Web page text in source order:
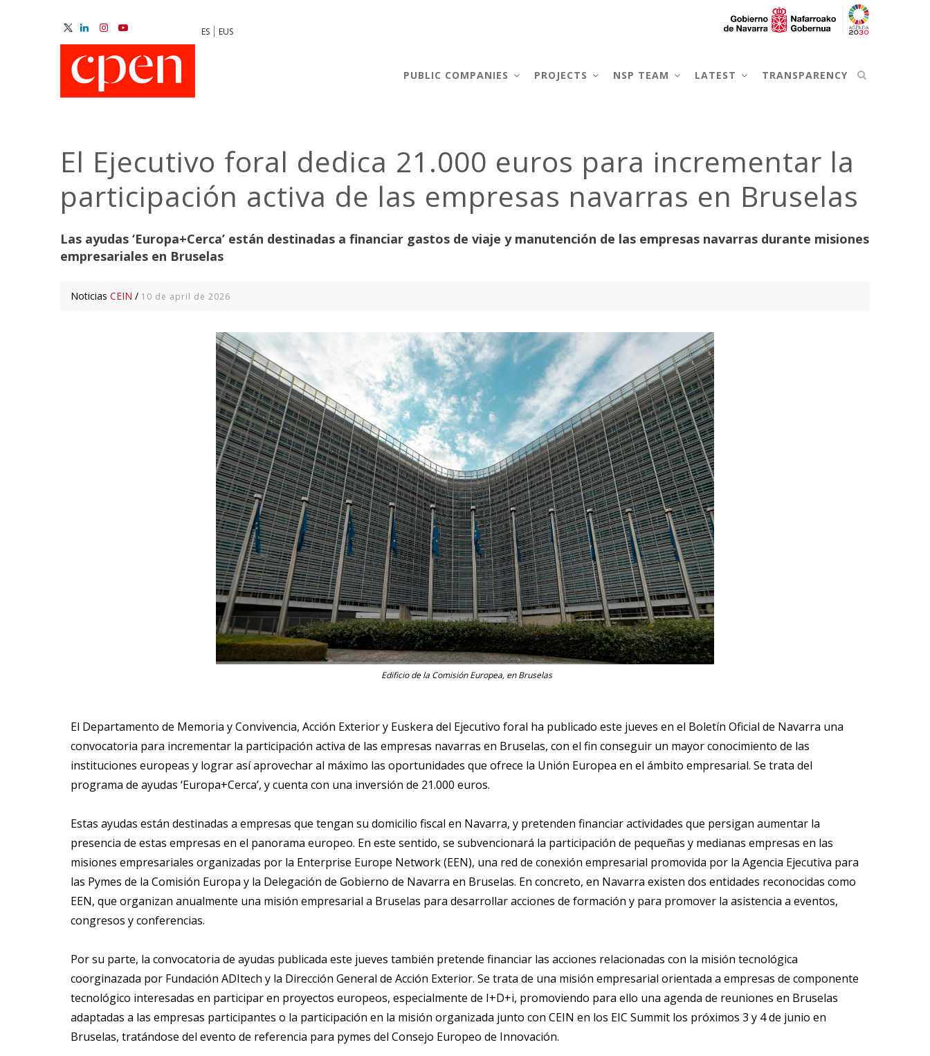
ES EUS
PUBLIC COMPANIES PROJECTS NSP TEAM LATEST TRANSPARENCY
El Ejecutivo foral dedica 21.000 euros para incrementar la
participación activa de las empresas navarras en Bruselas
Las ayudas ‘Europa+Cerca’ están destinadas a financiar gastos de viaje y manutención de las empresas navarras durante misiones
empresariales en Bruselas
Noticias CEIN / 10 de april de 2026
Edificio de la Comisión Europea, en Bruselas
El Departamento de Memoria y Convivencia, Acción Exterior y Euskera del Ejecutivo foral ha publicado este jueves en el Boletín Oficial de Navarra una
convocatoria para incrementar la participación activa de las empresas navarras en Bruselas, con el fin conseguir un mayor conocimiento de las
instituciones europeas y lograr así aprovechar al máximo las oportunidades que ofrece la Unión Europea en el ámbito empresarial. Se trata del
programa de ayudas ‘Europa+Cerca’, y cuenta con una inversión de 21.000 euros.
Estas ayudas están destinadas a empresas que tengan su domicilio fiscal en Navarra, y pretenden financiar actividades que persigan aumentar la
presencia de estas empresas en el panorama europeo. En este sentido, se subvencionará la participación de pequeñas y medianas empresas en las
misiones empresariales organizadas por la Enterprise Europe Network (EEN), una red de conexión empresarial promovida por la Agencia Ejecutiva para
las Pymes de la Comisión Europa y la Delegación de Gobierno de Navarra en Bruselas. En concreto, en Navarra existen dos entidades reconocidas como
EEN, que organizan anualmente una misión empresarial a Bruselas para desarrollar acciones de formación y para promover la asistencia a eventos,
congresos y conferencias.
Por su parte, la convocatoria de ayudas publicada este jueves también pretende financiar las acciones relacionadas con la misión tecnológica
coorginazada por Fundación ADItech y la Dirección General de Acción Exterior. Se trata de una misión empresarial orientada a empresas de componente
tecnológico interesadas en participar en proyectos europeos, especialmente de I+D+i, promoviendo para ello una agenda de reuniones en Bruselas
adaptadas a las empresas participantes o la participación en la misión organizada junto con CEIN en los EIC Summit los próximos 3 y 4 de junio en
Bruselas, tratándose del evento de referencia para pymes del Consejo Europeo de Innovación.